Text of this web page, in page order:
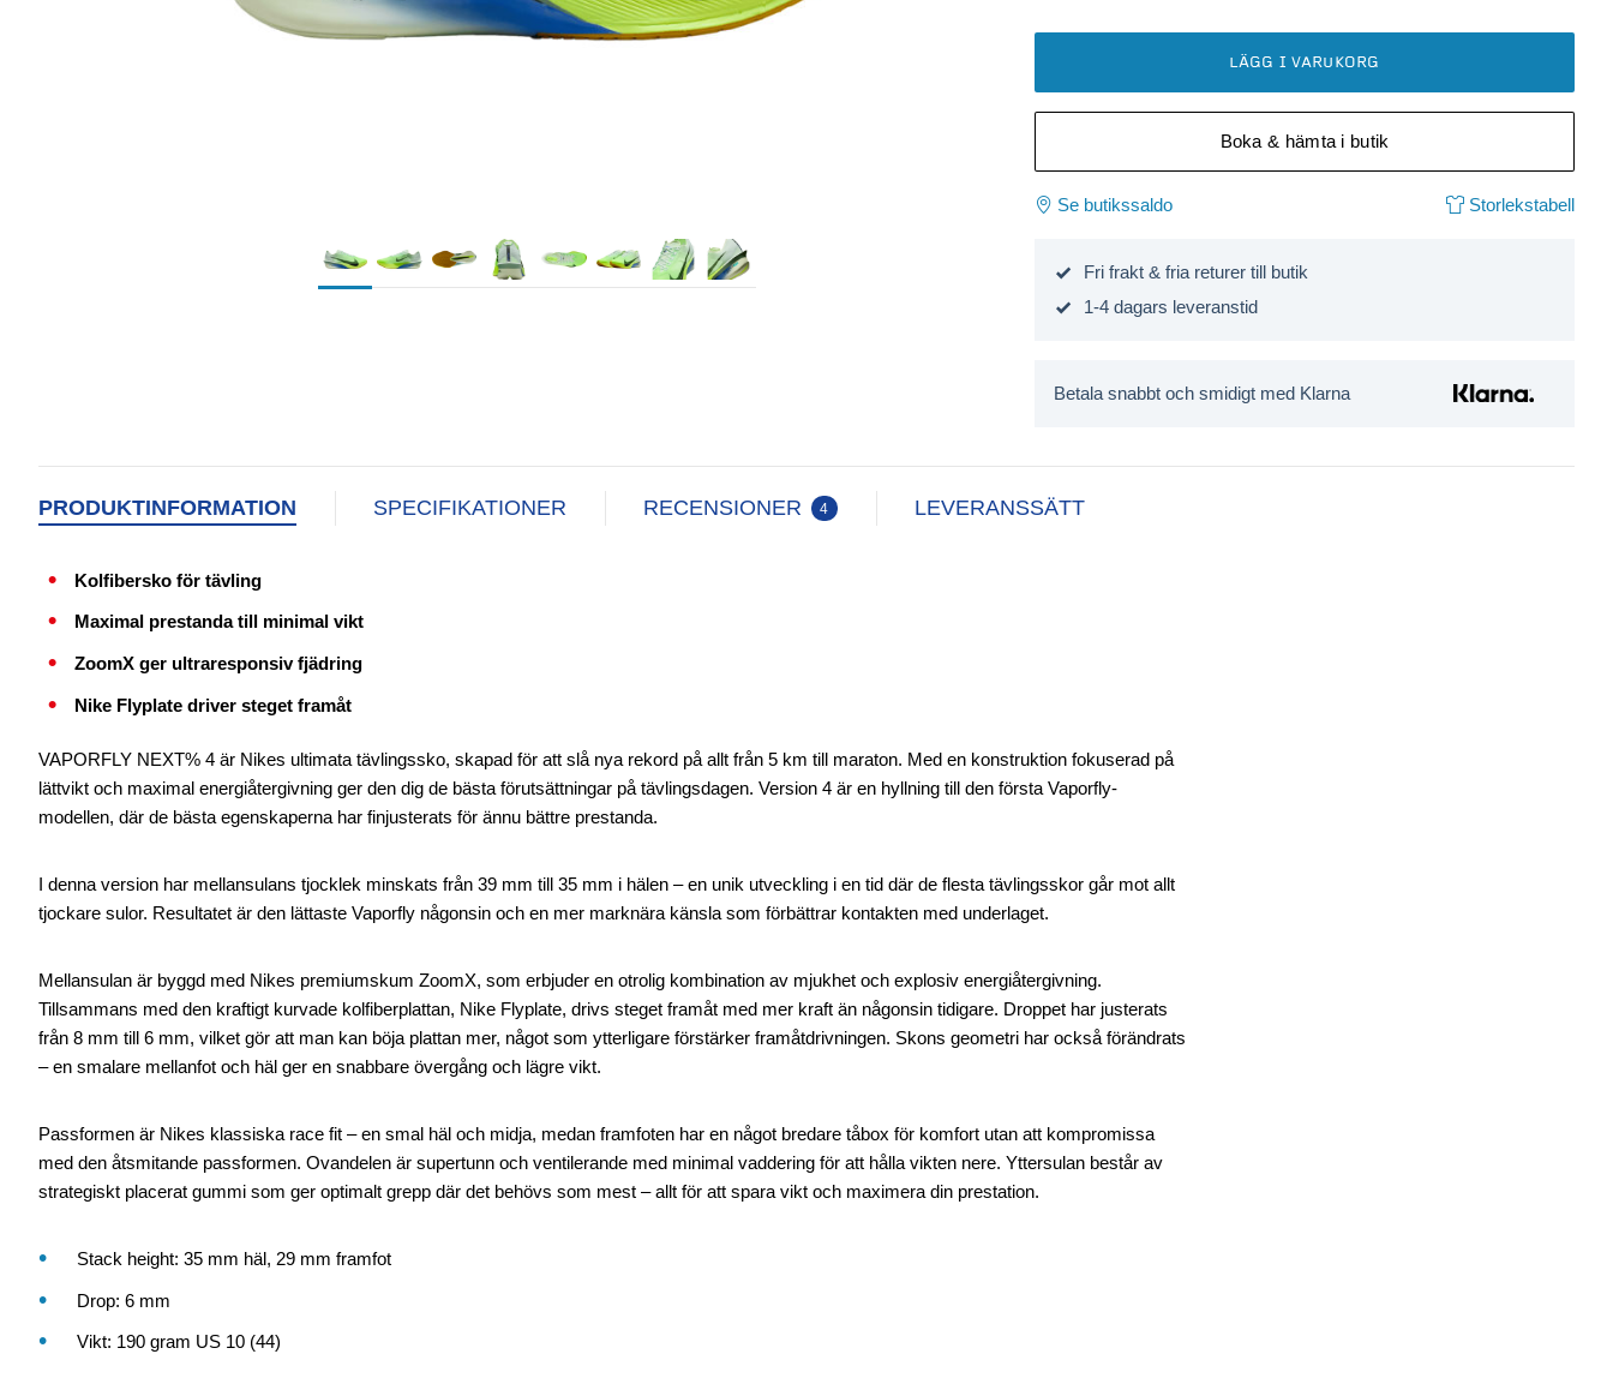
LÄGG I VARUKORG
Boka & hämta i butik
Se butikssaldo Storlekstabell
Fri frakt & fria returer till butik
1-4 dagars leveranstid
Betala snabbt och smidigt med Klarna
PRODUKTINFORMATION SPECIFIKATIONER RECENSIONER 4 LEVERANSSÄTT
Kolfibersko för tävling
Maximal prestanda till minimal vikt
ZoomX ger ultraresponsiv fjädring
Nike Flyplate driver steget framåt
VAPORFLY NEXT% 4 är Nikes ultimata tävlingssko, skapad för att slå nya rekord på allt från 5 km till maraton. Med en konstruktion fokuserad på
lättvikt och maximal energiåtergivning ger den dig de bästa förutsättningar på tävlingsdagen. Version 4 är en hyllning till den första Vaporfly-
modellen, där de bästa egenskaperna har finjusterats för ännu bättre prestanda.
I denna version har mellansulans tjocklek minskats från 39 mm till 35 mm i hälen – en unik utveckling i en tid där de flesta tävlingsskor går mot allt
tjockare sulor. Resultatet är den lättaste Vaporfly någonsin och en mer marknära känsla som förbättrar kontakten med underlaget.
Mellansulan är byggd med Nikes premiumskum ZoomX, som erbjuder en otrolig kombination av mjukhet och explosiv energiåtergivning.
Tillsammans med den kraftigt kurvade kolfiberplattan, Nike Flyplate, drivs steget framåt med mer kraft än någonsin tidigare. Droppet har justerats
från 8 mm till 6 mm, vilket gör att man kan böja plattan mer, något som ytterligare förstärker framåtdrivningen. Skons geometri har också förändrats
– en smalare mellanfot och häl ger en snabbare övergång och lägre vikt.
Passformen är Nikes klassiska race fit – en smal häl och midja, medan framfoten har en något bredare tåbox för komfort utan att kompromissa
med den åtsmitande passformen. Ovandelen är supertunn och ventilerande med minimal vaddering för att hålla vikten nere. Yttersulan består av
strategiskt placerat gummi som ger optimalt grepp där det behövs som mest – allt för att spara vikt och maximera din prestation.
Stack height: 35 mm häl, 29 mm framfot
Drop: 6 mm
Vikt: 190 gram US 10 (44)